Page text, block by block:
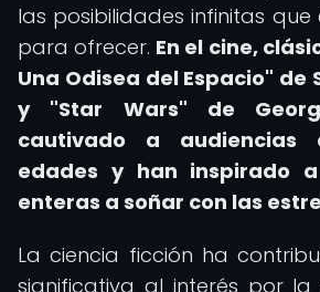
las posibilidades infinitas que
para ofrecer. En el cine,
Una Odisea del Espacio" de
y "Star Wars" de
cautivado a
edades y han inspirado a
enteras a soñar con las
La ciencia ficción ha
significativa al interés por